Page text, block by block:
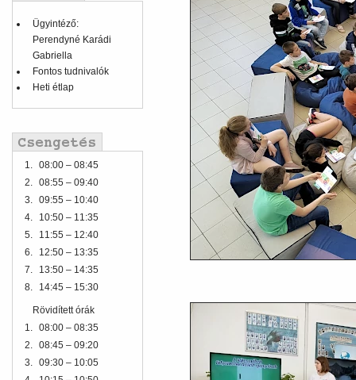
Ügyintéző:
Perendyné Karádi
Gabriella
Fontos tudnivalók
Heti étlap
1. 08:00 – 08:45
2. 08:55 – 09:40
3. 09:55 – 10:40
4.
10:50 – 11:35
5.
11:55 – 12:40
6.
12:50 – 13:35
7.
13:50 – 14:35
8.
14:45 – 15:30
Rövidített órák
1. 08:00 – 08:35
2. 08:45 – 09:20
3. 09:30 – 10:05